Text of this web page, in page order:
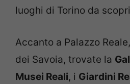
luoghi di Torino da
Accanto a Palazzo
dei Savoia, trovate la
Musei Reali, i Giardini